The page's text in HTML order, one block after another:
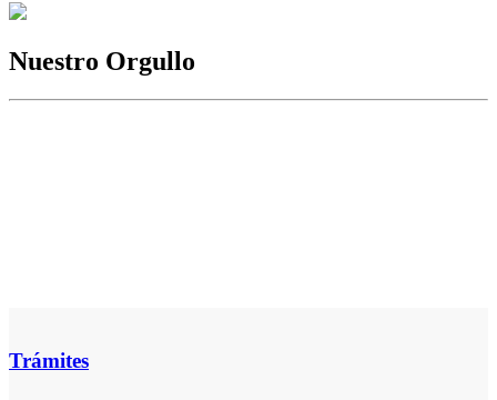
Nuestro Orgullo
Trámites